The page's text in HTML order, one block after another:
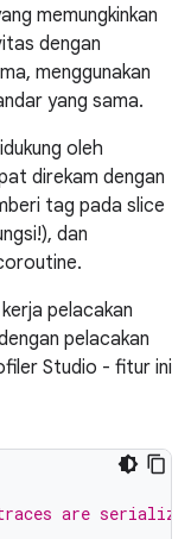
memungkinkan
dengan
menggunakan
yang sama.
oleh
direkam dengan
tag pada slice
dan
pelacakan
pelacakan
Studio - fitur ini
are